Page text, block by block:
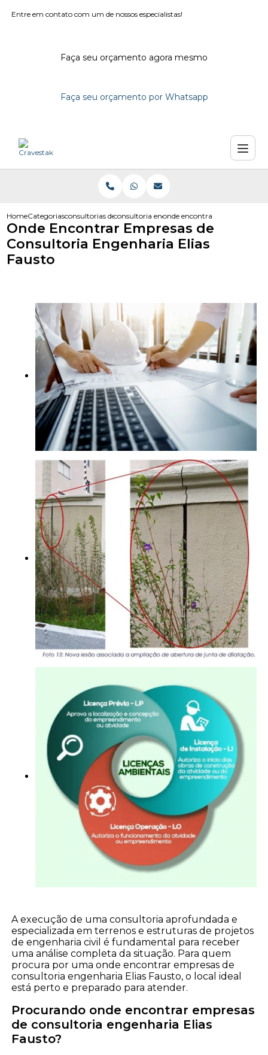
Entre em contato com um de nossos especialistas!
Faça seu orçamento agora mesmo
Faça seu orçamento por Whatsapp
HomeCategoriasconsultorias de engenhariaconsultoria engenharia em sao paulo
onde encontrar empresas de
Onde Encontrar Empresas de
Consultoria Engenharia Elias
Fausto
A execução de uma consultoria aprofundada e
especializada em terrenos e estruturas de projetos
de engenharia civil é fundamental para receber
uma análise completa da situação. Para quem
procura por uma onde encontrar empresas de
consultoria engenharia Elias Fausto, o local ideal
está perto e preparado para atender.
Procurando onde encontrar empresas
de consultoria engenharia Elias
Fausto?